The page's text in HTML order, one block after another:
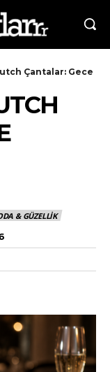
Çantalar: Gece
& GÜZELLIK